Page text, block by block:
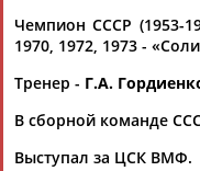
17.05.2022
Свои в морской стихии
...оттуда "выплыло"
Пинегин
, Федор
...Будников … И ведь
(Проект:Информационное
Чемпион СССР (1953-
1970, 1972, 1973 -
Тренер - Г.А.
В сборной команде
Выступал за ЦСК ВМФ.